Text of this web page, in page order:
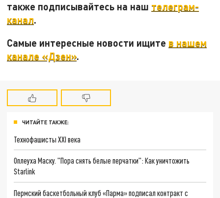
также подписывайтесь на наш телеграм-
канал.
Самые интересные новости ищите в нашем
канале «Дзен».
ЧИТАЙТЕ ТАКЖЕ:
Технофашисты XXI века
Оплеуха Маску. "Пора снять белые перчатки": Как уничтожить
Starlink
Пермский баскетбольный клуб «Парма» подписал контракт с